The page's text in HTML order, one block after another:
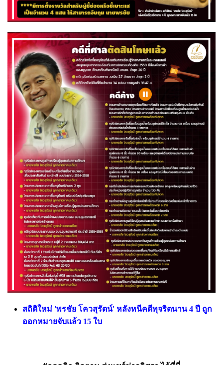
สถิติใหม่ 'พรชัย โควสุรัตน์' หลังหนีคดีทุจริตนาน 4 ปี ถูก
ออกหมายจับแล้ว 15 ใบ